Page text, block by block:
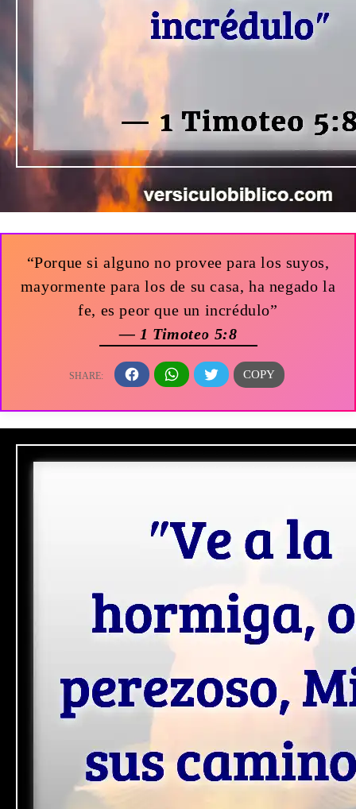
“Porque si alguno no provee para los suyos,
mayormente para los de su casa, ha negado la
fe, es peor que un incrédulo”
— 1 Timoteo 5:8